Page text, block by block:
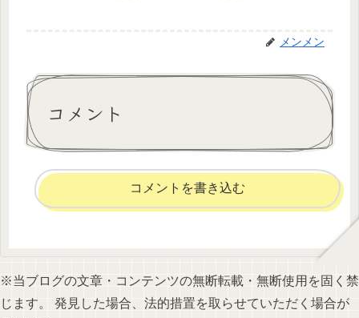
メンメン
コメント
コメントを書き込む
※当ブログの文章・コンテンツの無断転載・無断使用を固く禁
じます。 発見した場合、法的措置を取らせていただく場合が